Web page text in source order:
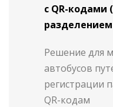
с QR-кодами
Решение для
автобусов
регистрации
QR-кодам